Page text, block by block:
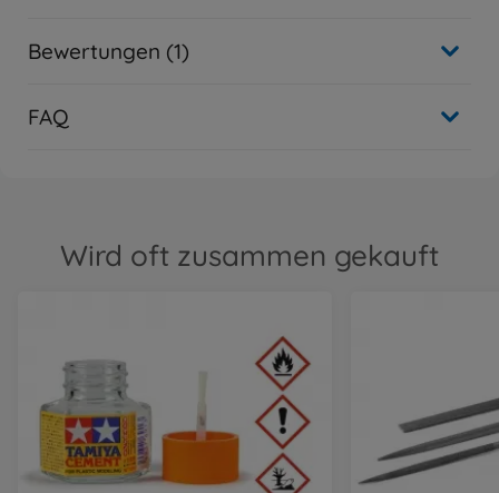
Bewertungen (1)
FAQ
Wird oft zusammen gekauft